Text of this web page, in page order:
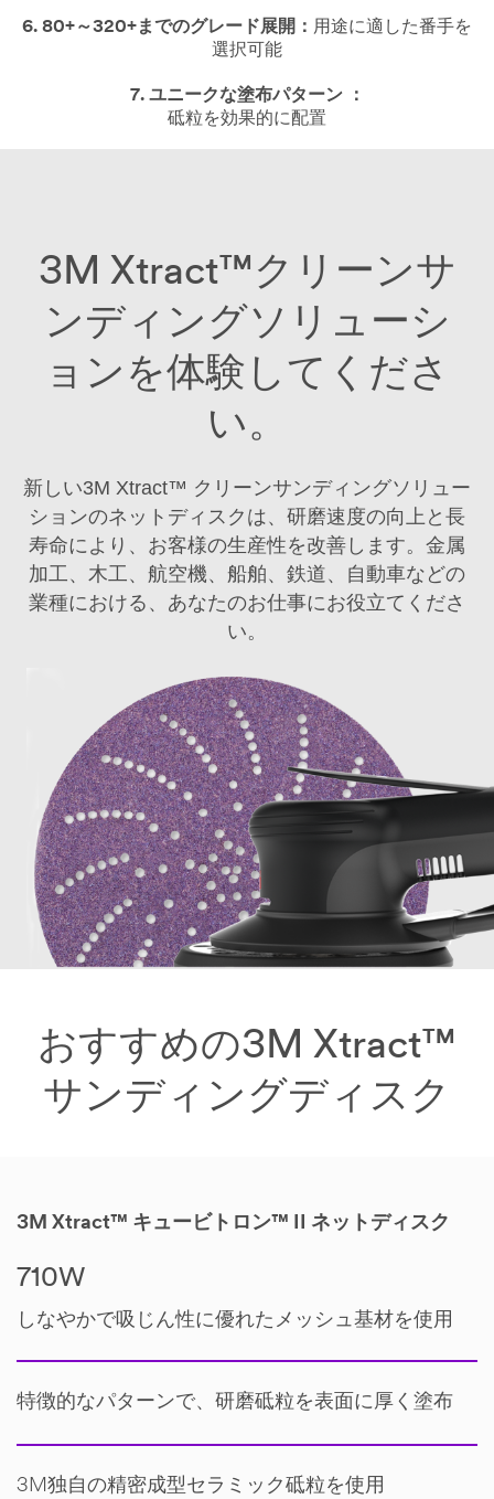
6. 80+～320+までのグレード展開： 用途に適した番手を
選択可能
7. ユニークな塗布パターン ：
砥粒を効果的に配置
3M Xtract™クリーンサ
ンディング ソリューシ
ョンを体験してくださ
い。
新しい3M Xtract™ クリーンサンディングソリュー
ションのネットディスクは、研磨速度の向上と長
寿命により、お客様の生産性を改善します。金属
加工、木工、航空機、船舶、鉄道、自動車などの
業種における、あなたのお仕事にお役立てくださ
い。
おすすめの3M Xtract™
サンディングディスク
3M Xtract™ キュービトロン™ II ネット ディスク
710W
しなやかで吸じん性に優れたメッシュ基材を使用
特徴的なパターンで、研磨砥粒を表面に厚く塗布
3M独自の精密成型セラミック砥粒を使用